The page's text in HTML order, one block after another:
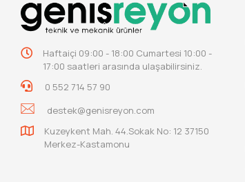
Haftaiçi 09:00 - 18:00 Cumartesi 10:00 -
17:00 saatleri arasında ulaşabilirsiniz.
0 552 714 57 90
destek@genisreyon.com
Kuzeykent Mah. 44.Sokak No: 12 37150
Merkez-Kastamonu